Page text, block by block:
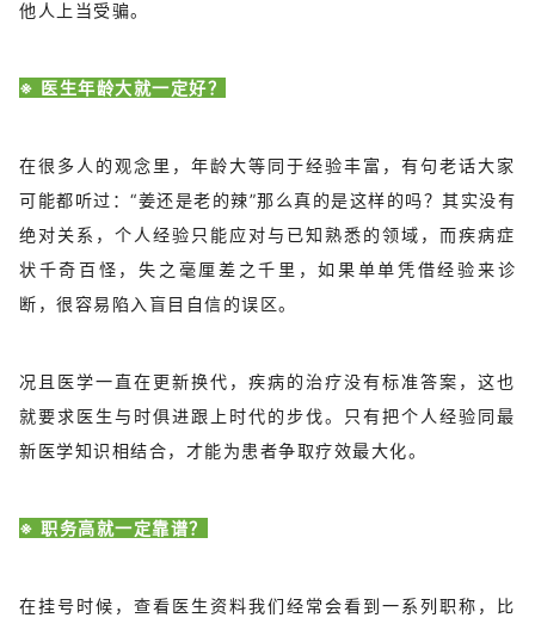
他人上当受骗。
※ 医生年龄大就一定好？
在很多人的观念里，年龄大等同于经验丰富，有句老话大家
可能都听过：“姜还是老的辣”那么真的是这样的吗？其实没有
绝对关系，个人经验只能应对与已知熟悉的领域，而疾病症
状千奇百怪，失之毫厘差之千里，如果单单凭借经验来诊
断，很容易陷入盲目自信的误区。
况且医学一直在更新换代，疾病的治疗没有标准答案，这也
就要求医生与时俱进跟上时代的步伐。只有把个人经验同最
新医学知识相结合，才能为患者争取疗效最大化。
※ 职务高就一定靠谱？
在挂号时候，查看医生资料我们经常会看到一系列职称，比